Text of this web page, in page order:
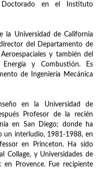
en el Instituto
la Universidad de California
del Departamento de
y también del
y Combustión. Es
de Ingeniería Mecánica
en la Universidad de
Profesor de la recién
en San Diego; donde ha
un interludio, 1981-1988, en
en Princeton. Ha sido
Collage, y Universidades de
en Provence. Fue recipiente